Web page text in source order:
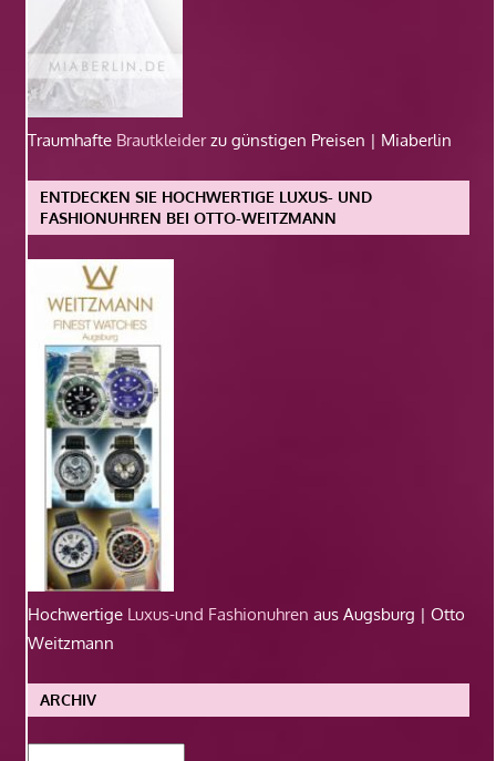
Traumhafte Brautkleiderzu günstigen Preisen | Miaberlin
ENTDECKEN SIE HOCHWERTIGE LUXUS- UND
FASHIONUHREN BEI OTTO-WEITZMANN
Hochwertige Luxus-und Fashionuhren aus Augsburg | Otto
Weitzmann
ARCHIV